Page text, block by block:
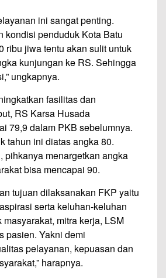
ini sangat penting.
kondisi penduduk Kota Batu
ribu jiwa tentu akan sulit untuk
kunjungan ke RS. Sehingga
ungkapnya.
fasilitas dan
RS Karsa Husada
79,9 dalam PKB sebelumnya.
tahun ini diatas angka 80.
pihkanya menargetkan angka
bisa mencapai 90.
tujuan dilaksanakan FKP yaitu
serta keluhan-keluhan
mitra kerja, LSM
pasien. Yakni demi
pelayanan, kepuasan dan
harapnya.